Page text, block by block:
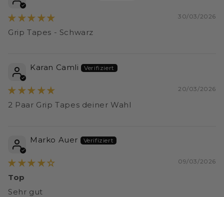
30/03/2026
Grip Tapes - Schwarz
Karan Camli
20/03/2026
2 Paar Grip Tapes deiner Wahl
Marko Auer
09/03/2026
Top
Sehr gut